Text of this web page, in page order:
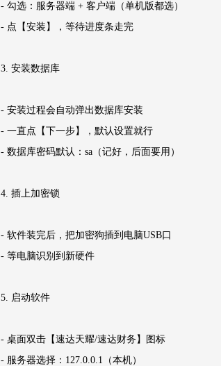
- 勾选：服务器端 + 客户端（单机版都选）
- 点【安装】，等待进度条走完
3. 安装数据库
- 安装过程会自动弹出数据库安装
- 一直点【下一步】，默认设置就行
- 数据库密码默认：sa（记好，后面要用）
4. 插上加密锁
- 软件装完后，把加密狗插到电脑USB口
- 等电脑识别到新硬件
5. 启动软件
- 桌面双击【速达天耀/速达财务】图标
- 服务器选择：127.0.0.1（本机）